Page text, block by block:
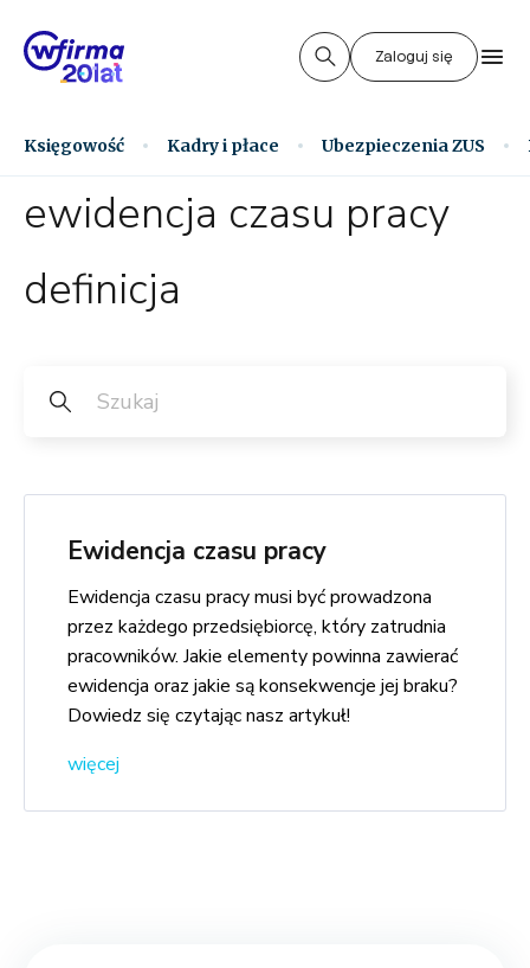
Zaloguj się
Księgowość Kadry i płace Ubezpieczenia ZUS
ewidencja czasu pracy
definicja
Ewidencja czasu pracy
Ewidencja czasu pracy musi być prowadzona
przez każdego przedsiębiorcę, który zatrudnia
pracowników. Jakie elementy powinna zawierać
ewidencja oraz jakie są konsekwencje jej braku?
Dowiedz się czytając nasz artykuł!
więcej